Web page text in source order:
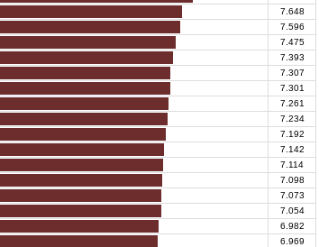
7.648
7.596
7.475
7.393
7.307
7.301
7.261
7.234
7.192
7.142
7.114
7.098
7.073
7.054
6.982
6.969